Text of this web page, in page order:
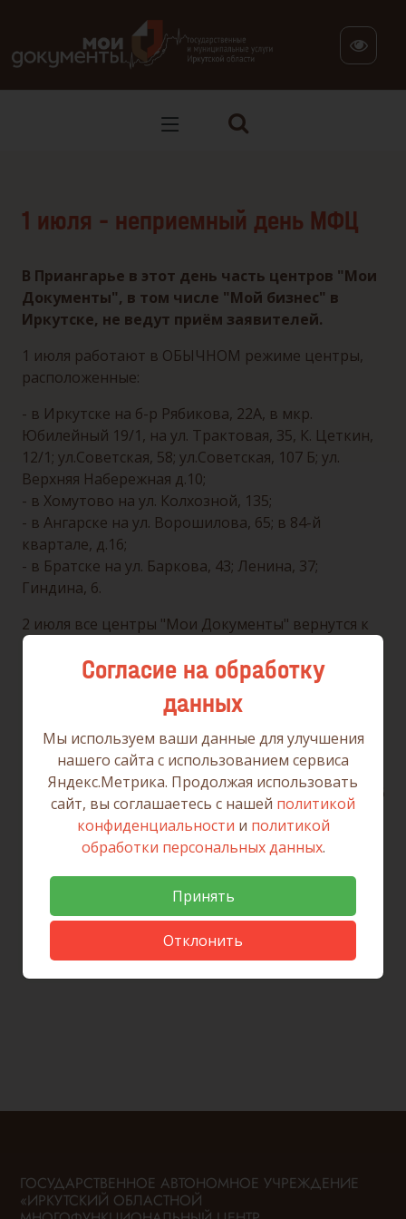
1 июля - неприемный день МФЦ
В Приангарье в этот день часть центров "Мои
Документы", в том числе "Мой бизнес" в
Иркутске, не ведут приём заявителей.
1 июля работают в ОБЫЧНОМ режиме центры,
расположенные:
- в Иркутске на б-р Рябикова, 22А, в мкр.
Юбилейный 19/1, на ул. Трактовая, 35, К. Цеткин,
12/1; ул.Советская, 58; ул.Советская, 107 Б; ул.
Верхняя Набережная д.10;
- в Хомутово на ул. Колхозной, 135;
- в Ангарске на ул. Ворошилова, 65; в 84-й
квартале, д.16;
- в Братске на ул. Баркова, 43; Ленина, 37;
Гиндина, 6.
2 июля все центры "Мои Документы" вернутся к
работе по действующему расписанию.
Остались вопросы? Консультации по т. 8-800-
Дата публикации: 29.06.2026
Вернуться к списку новостей
ГОСУДАРСТВЕННОЕ АВТОНОМНОЕ УЧРЕЖДЕНИЕ
«ИРКУТСКИЙ ОБЛАСТНОЙ
Согласие на обработку
данных
Мы используем ваши данные для улучшения
нашего сайта с использованием сервиса
Яндекс.Метрика. Продолжая использовать
сайт, вы соглашаетесь с нашей политикой
конфиденциальности и политикой
обработки персональных данных.
Принять
Отклонить